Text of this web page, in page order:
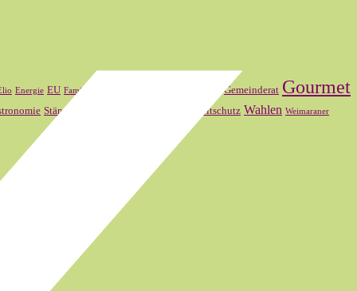
Energie EU Familienmitglied Gemeinderat Gourmet
Ständerat Umweltschutz Wahlen Weimaraner